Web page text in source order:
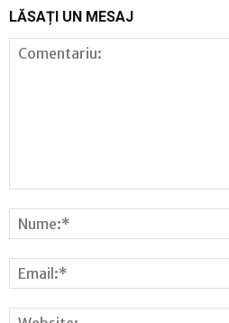
LĂSAȚI UN MESAJ